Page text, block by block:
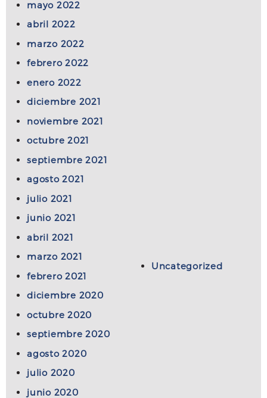
mayo 2022
abril 2022
marzo 2022
febrero 2022
enero 2022
diciembre 2021
noviembre 2021
octubre 2021
septiembre 2021
agosto 2021
julio 2021
junio 2021
abril 2021
marzo 2021
febrero 2021
diciembre 2020
octubre 2020
septiembre 2020
agosto 2020
julio 2020
junio 2020
Uncategorized